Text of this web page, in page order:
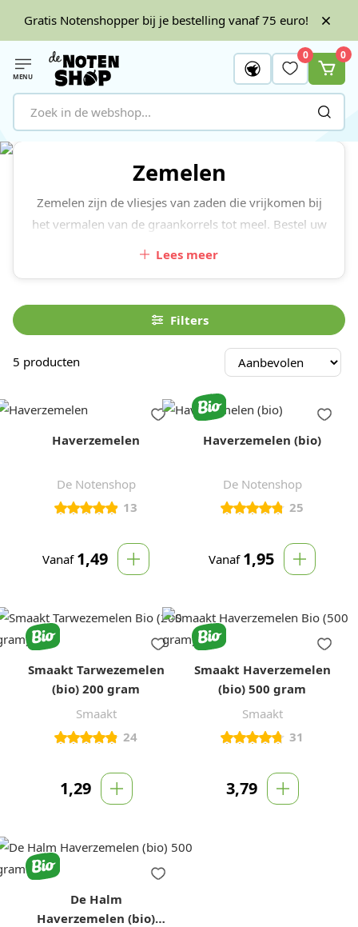
Gratis Notenshopper bij je bestelling vanaf 75 euro!
Ga naar de inhoud
MENU
0 0
Zemelen
Zemelen zijn de vliesjes van zaden die vrijkomen bij
het vermalen van de graankorrels tot meel. Bestel uw
Lees meer
Filters
5 producten
Haverzemelen
De Notenshop
13
Vanaf 1,49
Haverzemelen (bio)
De Notenshop
25
Vanaf 1,95
Smaakt Tarwezemelen
(bio) 200 gram
Smaakt
24
1,29
Smaakt Haverzemelen
(bio) 500 gram
Smaakt
31
3,79
De Halm
Haverzemelen (bio)